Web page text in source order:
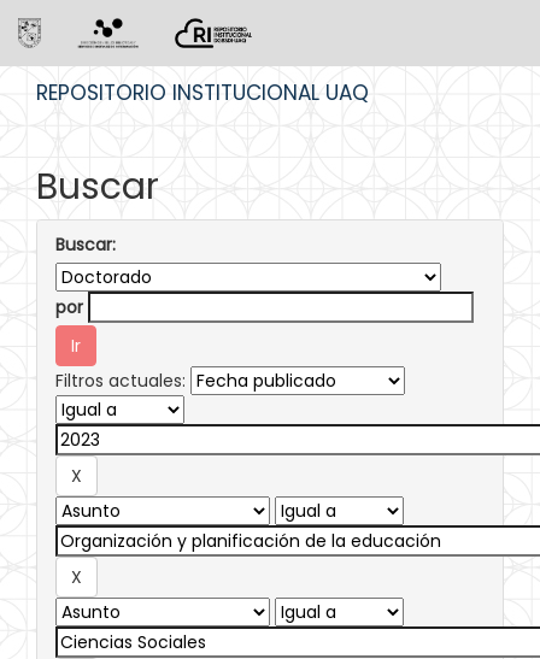
REPOSITORIO INSTITUCIONAL UAQ
Buscar
Buscar:
por
Filtros actuales: